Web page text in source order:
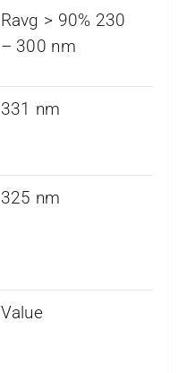
Ravg > 90% 230
– 300 nm
331 nm
325 nm
Value